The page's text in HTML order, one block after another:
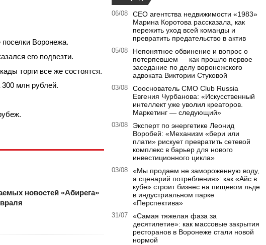
Воронежа.
его подвезти.
торги все же состоятся.
300 млн рублей.
новостей «Абирега»
06/08
CEO агентства недвижимости «1983»
Марина Коротова рассказала, как
пережить уход всей команды и
превратить предательство в актив
05/08
Непонятное обвинение и вопрос о
потерпевшем — как прошло первое
заседание по делу воронежского
адвоката Виктории Стуковой
03/08
Сооснователь CMO Club Russia
Евгения Чурбанова: «Искусственный
интеллект уже уволил креаторов.
Маркетинг — следующий»
03/08
Эксперт по энергетике Леонид
Воробей: «Механизм «бери или
плати» рискует превратить сетевой
комплекс в барьер для нового
инвестиционного цикла»
03/08
«Мы продаем не замороженную воду,
а сценарий потребления»: как «Айс в
кубе» строит бизнес на пищевом льде
в индустриальном парке
«Перспектива»
31/07
«Самая тяжелая фаза за
десятилетие»: как массовые закрытия
ресторанов в Воронеже стали новой
нормой